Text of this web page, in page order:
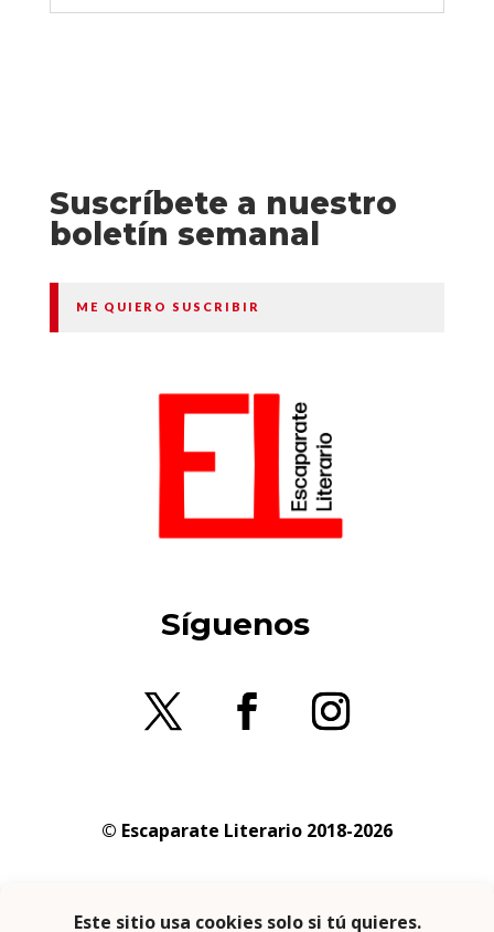
Suscríbete a nuestro
boletín semanal
ME QUIERO SUSCRIBIR
Síguenos
© Escaparate Literario 2018-2026
privacidad